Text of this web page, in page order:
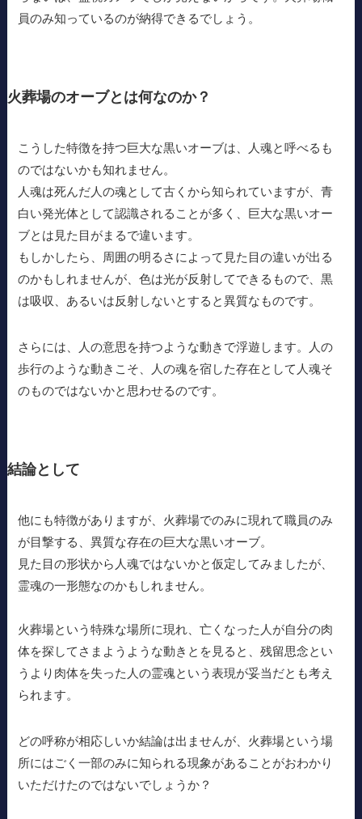
員のみ知っているのが納得できるでしょう。
火葬場のオーブとは何なのか？
こうした特徴を持つ巨大な黒いオーブは、人魂と呼べるも
のではないかも知れません。
人魂は死んだ人の魂として古くから知られていますが、青
白い発光体として認識されることが多く、巨大な黒いオー
ブとは見た目がまるで違います。
もしかしたら、周囲の明るさによって見た目の違いが出る
のかもしれませんが、色は光が反射してできるもので、黒
は吸収、あるいは反射しないとすると異質なものです。
さらには、人の意思を持つような動きで浮遊します。人の
歩行のような動きこそ、人の魂を宿した存在として人魂そ
のものではないかと思わせるのです。
結論として
他にも特徴がありますが、火葬場でのみに現れて職員のみ
が目撃する、異質な存在の巨大な黒いオーブ。
見た目の形状から人魂ではないかと仮定してみましたが、
霊魂の一形態なのかもしれません。
火葬場という特殊な場所に現れ、亡くなった人が自分の肉
体を探してさまようような動きとを見ると、残留思念とい
うより肉体を失った人の霊魂という表現が妥当だとも考え
られます。
どの呼称が相応しいか結論は出ませんが、火葬場という場
所にはごく一部のみに知られる現象があることがおわかり
いただけたのではないでしょうか？